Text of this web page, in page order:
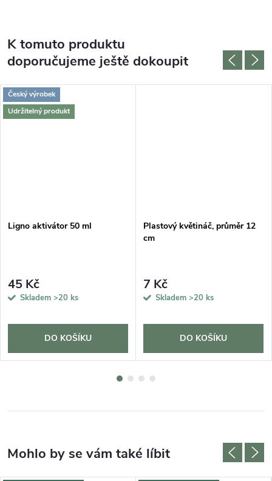
K tomuto produktu
doporučujeme ještě dokoupit
Český výrobek
Udržitelný produkt
Ligno aktivátor 50 ml
45 Kč
Skladem >20 ks
DO KOŠÍKU
Plastový květináč, průměr 12
cm
7 Kč
Skladem >20 ks
DO KOŠÍKU